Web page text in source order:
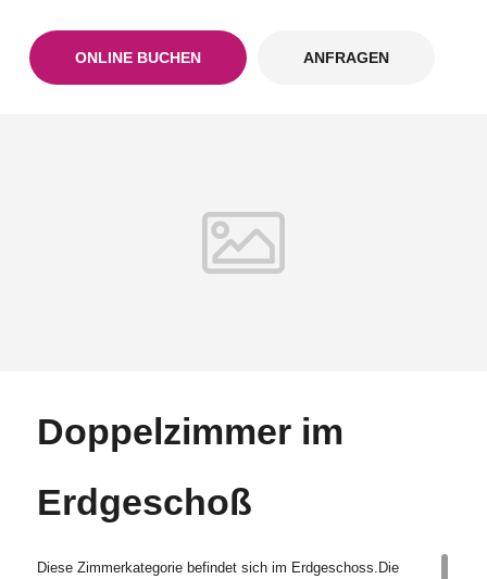
ONLINE BUCHEN ANFRAGEN
Doppelzimmer im
Erdgeschoß
Diese Zimmerkategorie befindet sich im Erdgeschoss.Die